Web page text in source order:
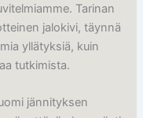
Tarinan
jalokivi, täynnä
yllätyksiä, kuin
tutkimista.
jännityksen